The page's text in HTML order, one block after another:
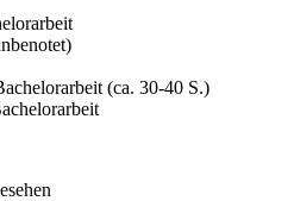
(ca. 30-40 S.)